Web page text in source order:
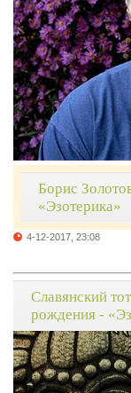
Борис
«Эзотерика»
4-12-2017, 23:08
Славянский
рождения -